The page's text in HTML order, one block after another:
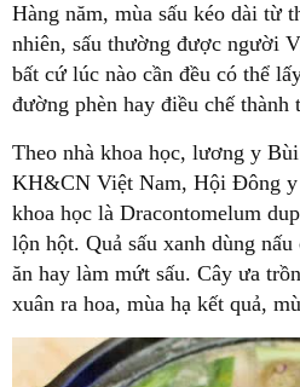
Hàng năm, mùa sấu kéo dài từ
nhiên, sấu thường được người
bất cứ lúc nào cần đều có thể
đường phèn hay điều chế thành
Theo nhà khoa học, lương y
KH&CN Việt Nam, Hội Đông y
khoa học là Dracontomelum
lộn hột. Quả sấu xanh dùng
ăn hay làm mứt sấu. Cây ưa
xuân ra hoa, mùa hạ kết quả,